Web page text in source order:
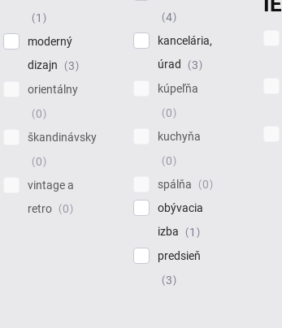
1
moderný
dizajn
3
orientálny
0
škandinávsky
0
vintage a
retro
0
4
kancelária,
úrad
3
kúpeľňa
0
kuchyňa
0
spálňa
0
obývacia
izba
1
predsieň
3